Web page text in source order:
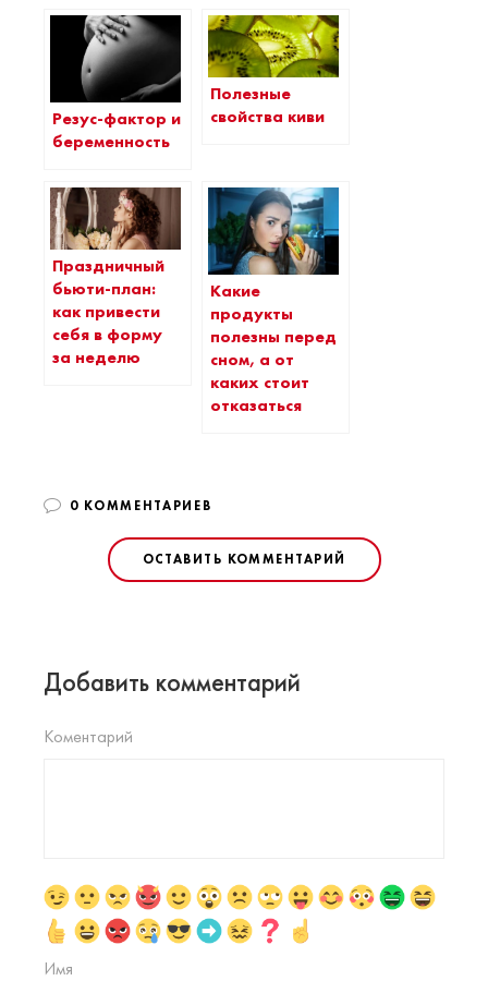
Резус-фактор и
беременность
Полезные
свойства киви
Праздничный
бьюти-план:
как привести
себя в форму
за неделю
Какие
продукты
полезны перед
сном, а от
каких стоит
отказаться
0 КОММЕНТАРИЕВ
ОСТАВИТЬ КОММЕНТАРИЙ
Добавить комментарий
Коментарий
Имя